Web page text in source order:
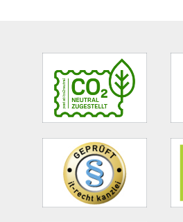
Site
Footer